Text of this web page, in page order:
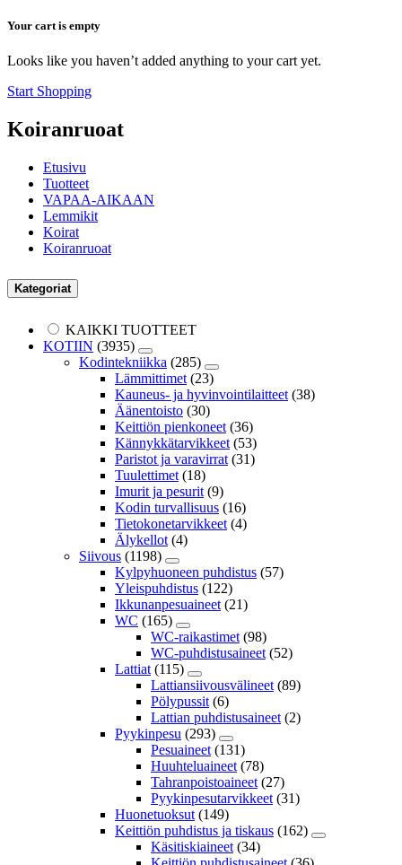
Your cart is empty
Looks like you haven’t added anything to your cart yet.
Start Shopping
Koiranruoat
Etusivu
Tuotteet
VAPAA-AIKAAN
Lemmikit
Koirat
Koiranruoat
Kategoriat
KAIKKI TUOTTEET
KOTIIN (3935)
Kodintekniikka (285)
Lämmittimet (23)
Kauneus- ja hyvinvointilaitteet (38)
Äänentoisto (30)
Keittiön pienkoneet (36)
Kännykkätarvikkeet (53)
Paristot ja varavirrat (31)
Tuulettimet (18)
Imurit ja pesurit (9)
Kodin turvallisuus (16)
Tietokonetarvikkeet (4)
Älykellot (4)
Siivous (1198)
Kylpyhuoneen puhdistus (57)
Yleispuhdistus (122)
Ikkunanpesuaineet (21)
WC (165)
WC-raikastimet (98)
WC-puhdistusaineet (52)
Lattiat (115)
Lattiansiivousvälineet (89)
Pölypussit (6)
Lattian puhdistusaineet (2)
Pyykinpesu (293)
Pesuaineet (131)
Huuhteluaineet (78)
Tahranpoistoaineet (27)
Pyykinpesutarvikkeet (31)
Huonetuoksut (149)
Keittiön puhdistus ja tiskaus (162)
Käsitiskiaineet (34)